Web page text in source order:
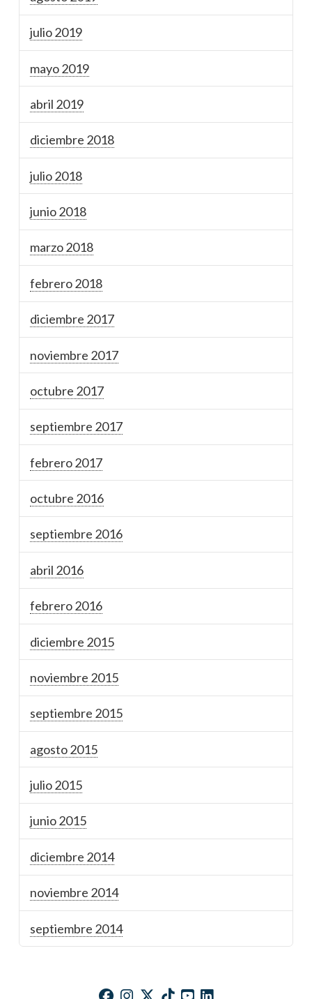
julio 2019
mayo 2019
abril 2019
diciembre 2018
julio 2018
junio 2018
marzo 2018
febrero 2018
diciembre 2017
noviembre 2017
octubre 2017
septiembre 2017
febrero 2017
octubre 2016
septiembre 2016
abril 2016
febrero 2016
diciembre 2015
noviembre 2015
septiembre 2015
agosto 2015
julio 2015
junio 2015
diciembre 2014
noviembre 2014
septiembre 2014